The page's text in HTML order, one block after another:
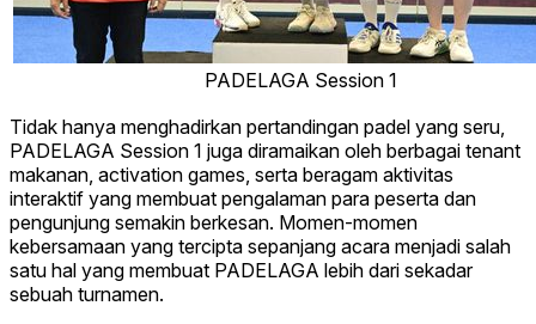
PADELAGA Session 1
Tidak hanya menghadirkan pertandingan padel yang seru,
PADELAGA Session 1 juga diramaikan oleh berbagai tenant
makanan, activation games, serta beragam aktivitas
interaktif yang membuat pengalaman para peserta dan
pengunjung semakin berkesan. Momen-momen
kebersamaan yang tercipta sepanjang acara menjadi salah
satu hal yang membuat PADELAGA lebih dari sekadar
sebuah turnamen.